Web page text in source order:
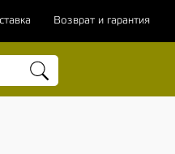
Возврат и гарантия